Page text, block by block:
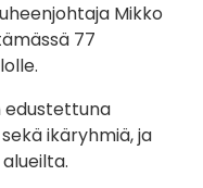
Mikko
77
edustettuna
ikäryhmiä, ja